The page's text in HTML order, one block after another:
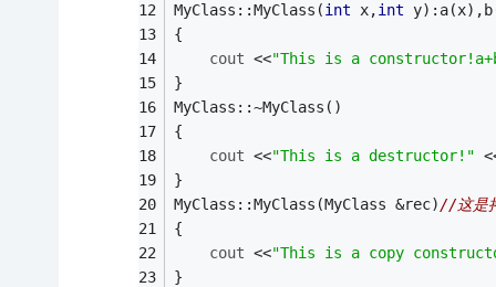
MyClass::MyClass(int x,int
{
cout <<"This is a
}
MyClass::~MyClass()
{
cout <<"This is a destructor!"
}
MyClass::MyClass(MyClass &rec)//这是
{
cout <<"This is a copy
}